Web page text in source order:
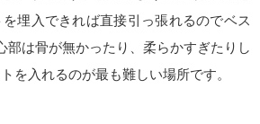
埋入できれば直接引っ張れるのでベス
部は骨が無かったり、柔らかすぎたりし
を入れるのが最も難しい場所です。